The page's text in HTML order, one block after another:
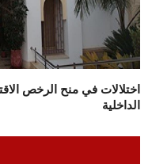
اختلالات في منح الرخص
الداخلية